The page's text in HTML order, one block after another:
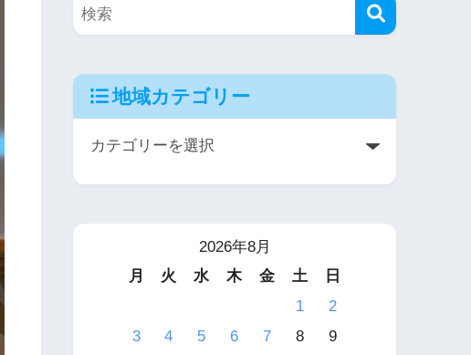
地域カテゴリー
2026年8月
月
火 水 木 金 土
日
1
2
3
4 5 6 7 8
9